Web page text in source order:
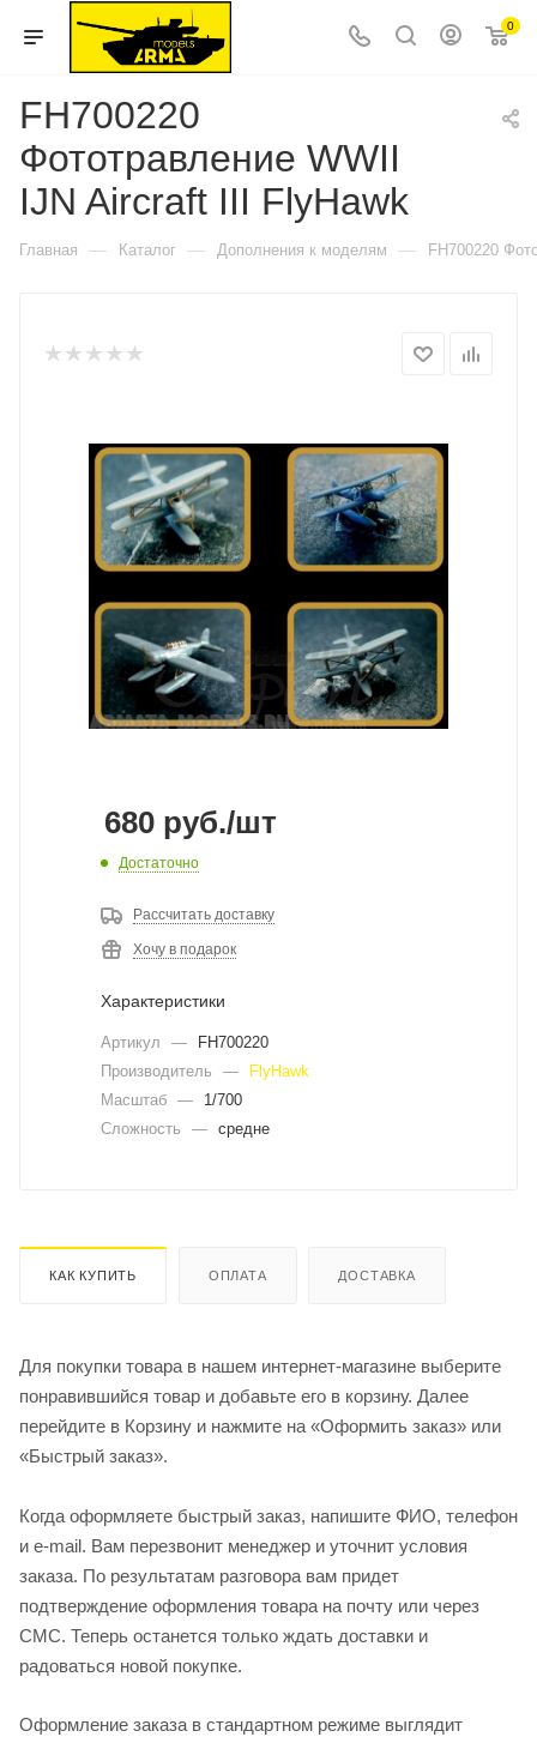
0
FH700220
Фототравление WWII
IJN Aircraft III FlyHawk
Главная — Каталог — Дополнения к моделям — FH700220
680 руб./шт
Достаточно
Рассчитать доставку
Хочу в подарок
Характеристики
Артикул —
FH700220
Производитель
—
FlyHawk
Масштаб —
1/700
Сложность
— средне
КАК КУПИТЬ ОПЛАТА ДОСТАВКА
Для покупки товара в нашем интернет-магазине выберите
понравившийся товар и добавьте его в корзину. Далее
перейдите в Корзину и нажмите на «Оформить заказ» или
«Быстрый заказ».
Когда оформляете быстрый заказ, напишите ФИО, телефон
и e-mail. Вам перезвонит менеджер и уточнит условия
заказа. По результатам разговора вам придет
подтверждение оформления товара на почту или через
СМС. Теперь останется только ждать доставки и
радоваться новой покупке.
Оформление заказа в стандартном режиме выглядит